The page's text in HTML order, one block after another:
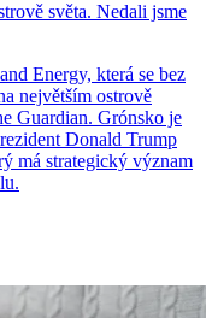
světa. Nedali jsme
Energy, která se bez
největším ostrově
Guardian. Grónsko je
Donald Trump
má strategický význam